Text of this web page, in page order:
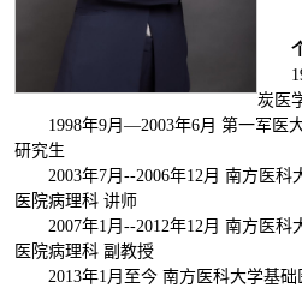
炭医
1998年9月—2003年6月 第一军医
研究生
2003年7月--2006年12月 南方医
医院病理科 讲师
2007年1月--2012年12月 南方医
医院病理科 副教授
2013年1月至今 南方医科大学基